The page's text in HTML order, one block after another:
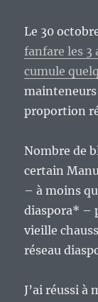
Le 30
fanfare les 3
cumule
proportion
Nombre de
certain
– à moins
diaspora* –
vieille
réseau
J’ai réussi